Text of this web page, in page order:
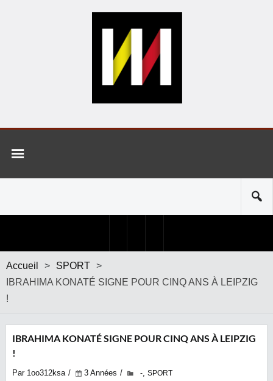
Accueil > SPORT >
IBRAHIMA KONATÉ SIGNE POUR CINQ ANS À LEIPZIG
!
IBRAHIMA KONATÉ SIGNE POUR CINQ ANS À LEIPZIG
!
Par 1oo312ksa 3 Années -, SPORT